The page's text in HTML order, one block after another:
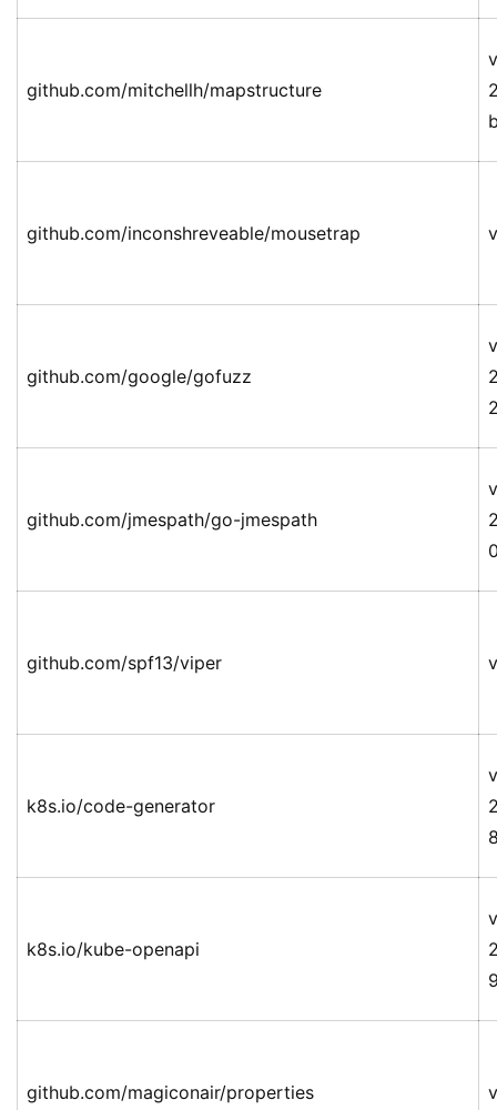
github.com/mitchellh/mapstructure
github.com/inconshreveable/mousetrap
github.com/google/gofuzz
github.com/jmespath/go-jmespath
github.com/spf13/viper
k8s.io/code-generator
k8s.io/kube-openapi
github.com/magiconair/properties